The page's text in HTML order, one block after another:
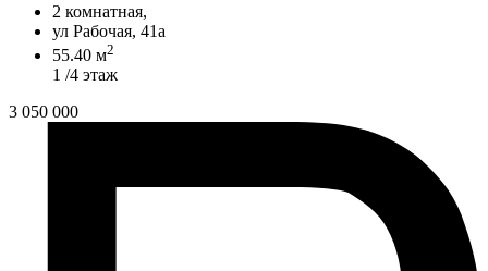
2 комнатная,
ул Рабочая, 41а
55.40 м2
1 /4 этаж
3 050 000